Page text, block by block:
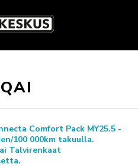
Comfort Pack MY25.5 -
100 000km takuulla.
Talvirenkaat